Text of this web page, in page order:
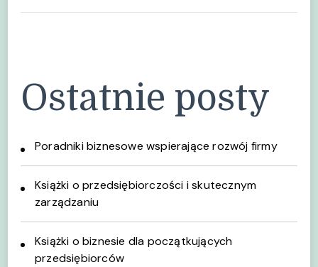
Ostatnie posty
Poradniki biznesowe wspierające rozwój firmy
Książki o przedsiębiorczości i skutecznym
zarządzaniu
Książki o biznesie dla początkujących
przedsiębiorców